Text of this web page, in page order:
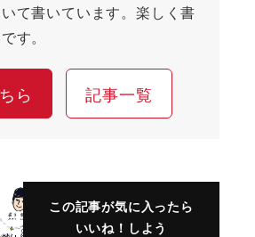
て書いています。楽しく書
す。
ら 記事一覧
この記事が気に入ったら
いいね！しよう